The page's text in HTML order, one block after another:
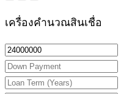
เครื่องคำนวณสินเชื่อ